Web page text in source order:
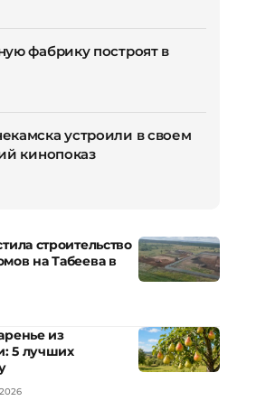
фабрику построят в
устроили в своем
кинопоказ
строительство
на Табеева в
из
5 лучших